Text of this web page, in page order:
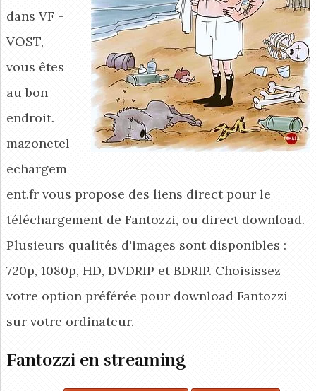
dans VF -
VOST,
vous êtes
au bon
endroit.
mazonetel
echargem
ent.fr vous propose des liens direct pour le
téléchargement de Fantozzi, ou direct download.
Plusieurs qualités d'images sont disponibles :
720p, 1080p, HD, DVDRIP et BDRIP. Choisissez
votre option préférée pour download Fantozzi
sur votre ordinateur.
Fantozzi en streaming